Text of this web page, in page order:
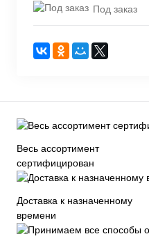
Под заказ
Весь ассортимент
сертифицирован
Доставка к назначенному
времени